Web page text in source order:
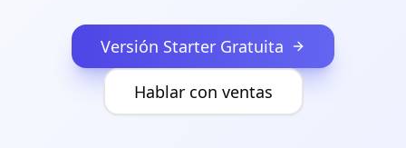
Versión Starter Gratuita
Hablar con ventas